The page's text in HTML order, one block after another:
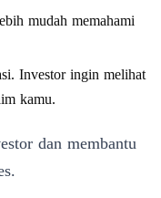
mudah memahami
Investor ingin melihat
kamu.
dan membantu